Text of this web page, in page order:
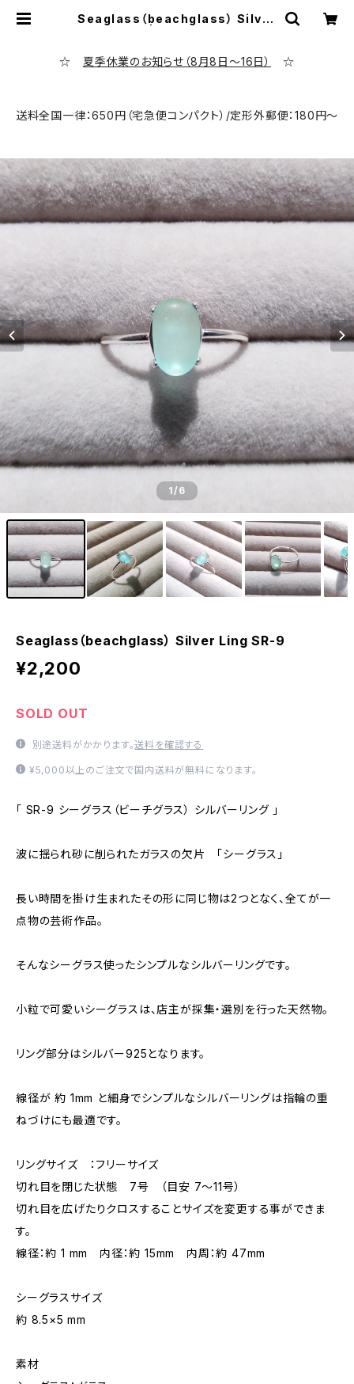
Seaglass（beachglass） Silver
☆ 夏季休業のお知らせ（8月8日～16日） ☆
送料全国一律：650円（宅急便コンパクト）/定形外郵便：180円～
1/6
Seaglass（beachglass） Silver Ling SR-9
¥2,200
SOLD OUT
別途送料がかかります。送料を確認する
¥5,000以上のご注文で国内送料が無料になります。
「 SR-9 シーグラス（ビーチグラス） シルバーリング 」
波に揺られ砂に削られたガラスの欠片 「シーグラス」
長い時間を掛け生まれたその形に同じ物は2つとなく、全てが一
点物の芸術作品。
そんなシーグラス使ったシンプルなシルバーリングです。
小粒で可愛いシーグラスは、店主が採集・選別を行った天然物。
リング部分はシルバー925となります。
線径が 約 1mm と細身でシンプルなシルバーリングは指輪の重
ねづけにも最適です。
リングサイズ ：フリーサイズ
切れ目を閉じた状態 7号 （目安 7～11号）
切れ目を広げたりクロスすることサイズを変更する事ができま
す。
線径：約 1 mm 内径：約 15mm 内周：約 47mm
シーグラスサイズ
約 8.5×5 mm
素材